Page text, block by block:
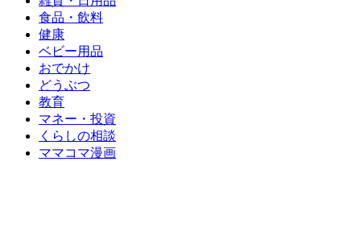
食品・飲料
健康
ベビー用品
おでかけ
どうぶつ
教育
マネー・投資
くらしの相談
ママコマ漫画